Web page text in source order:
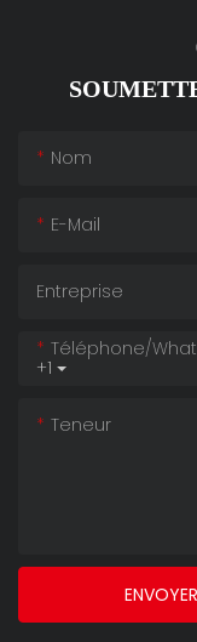
Nom
E-Mail
Entreprise
+1
Téléphone/
Teneur